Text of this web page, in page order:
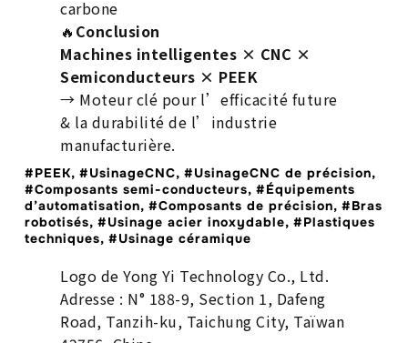
carbone
🔥 Conclusion
Machines intelligentes × CNC ×
Semiconducteurs × PEEK
→ Moteur clé pour l’efficacité future
& la durabilité de l’industrie
manufacturière.
#PEEK, #UsinageCNC, #UsinageCNC de précision,
#Composants semi-conducteurs, #Équipements
d’automatisation, #Composants de précision, #Bras
robotisés, #Usinage acier inoxydable, #Plastiques
techniques, #Usinage céramique
Logo de Yong Yi Technology Co., Ltd.
Adresse : N° 188-9, Section 1, Dafeng
Road, Tanzih-ku, Taichung City, Taïwan